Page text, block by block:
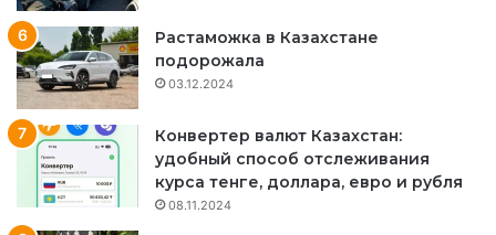
Растаможка в Казахстане
подорожала
03.12.2024
Конвертер валют Казахстан:
удобный способ отслеживания
курса тенге, доллара, евро и рубля
08.11.2024